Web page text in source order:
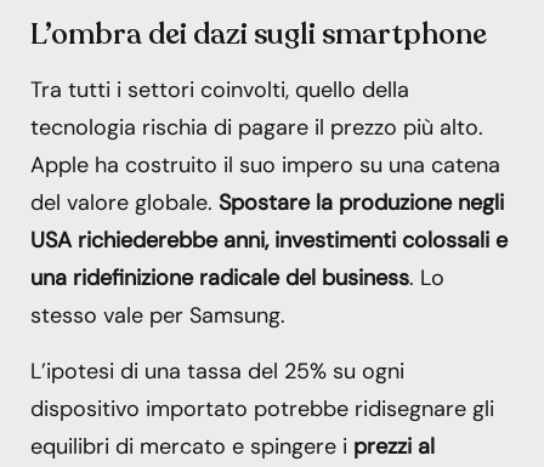
L’ombra dei dazi sugli smartphone
Tra tutti i settori coinvolti, quello della
tecnologia rischia di pagare il prezzo più alto.
Apple ha costruito il suo impero su una catena
del valore globale. Spostare la produzione negli
USA richiederebbe anni, investimenti colossali e
una ridefinizione radicale del business. Lo
stesso vale per Samsung.
L’ipotesi di una tassa del 25% su ogni
dispositivo importato potrebbe ridisegnare gli
equilibri di mercato e spingere i prezzi al